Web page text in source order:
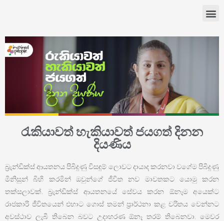
රැකියාවත් හැකියාවත් ජයගත් දිනන
දියණිය
බ්‍රැන්ඩික්ස් ආයතනය පිබිදුණු විසඳුම් ලොවට දායාද කරනවා වගේම පිබිදුණු
මිනිසුන් බිහි කරමින් ඔවුන්ගේ ජීවිත නව මාවතකට යොමු කරන
තක්සලාවක්. බ්‍රැන්ඩික්ස් ආයතනයේ සේවය කරන ඕනෑම අයෙක්ට
රාජකාරි ජීවිතයෙන් එහාට ගොස් තමන් ප්‍රාර්ථනා කළ චරිතය වෙන්නට
අවස්ථාව ලැබී තිබෙන බවට උදාහරණ ඕනෑ තරම් තිබෙනවා. මෙවර